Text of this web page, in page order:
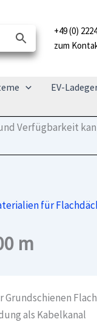
+49 (0)
zum
EV-
Verfügbarkeit
für
m
Grundschienen
als Kabelkanal